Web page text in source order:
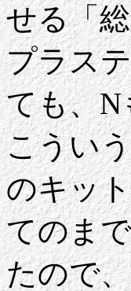
せる「
プラス
ても、N
こうい
のキッ
てのま
たので